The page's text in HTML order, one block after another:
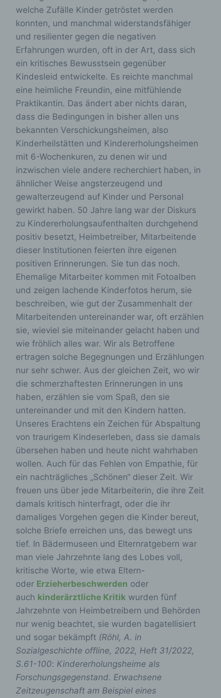
welche Zufälle Kinder getröstet werden
konnten, und manchmal widerstandsfähiger
und resilienter gegen die negativen
Erfahrungen wurden, oft in der Art, dass sich
ein kritisches Bewusstsein gegenüber
Kindesleid entwickelte. Es reichte manchmal
eine heimliche Freundin, eine mitfühlende
Praktikantin. Das ändert aber nichts daran,
dass die Bedingungen in bisher allen uns
bekannten Verschickungsheimen, also
Kinderheilstätten und Kindererholungsheimen
mit 6-Wochenkuren, zu denen wir und
inzwischen viele andere recherchiert haben, in
ähnlicher Weise angsterzeugend und
gewalterzeugend auf Kinder und Personal
gewirkt haben. 50 Jahre lang war der Diskurs
zu Kindererholungsaufenthalten durchgehend
positiv besetzt, Heimbetreiber, Mitarbeitende
dieser Institutionen feierten ihre eigenen
positiven Erinnerungen. Sie tun das noch.
Ehemalige Mitarbeiter kommen mit Fotoalben
und zeigen lachende Kinderfotos herum, sie
beschreiben, wie gut der Zusammenhalt der
Mitarbeitenden untereinander war, oft erzählen
sie, wieviel sie miteinander gelacht haben und
wie fröhlich alles war. Wir als Betroffene
ertragen solche Begegnungen und Erzählungen
nur sehr schwer. Aus der gleichen Zeit, wo wir
die schmerzhaftesten Erinnerungen in uns
haben, erzählen sie vom Spaß, den sie
untereinander und mit den Kindern hatten.
Unseres Erachtens ein Zeichen für Abspaltung
von traurigem Kindeserleben, dass sie damals
übersehen haben und heute nicht wahrhaben
wollen. Auch für das Fehlen von Empathie, für
ein nachträgliches „Schönen“ dieser Zeit. Wir
freuen uns über jede Mitarbeiterin, die ihre Zeit
damals kritisch hinterfragt, oder die ihr
damaliges Vorgehen gegen die Kinder bereut,
solche Briefe erreichen uns, das bewegt uns
tief. In Bädermuseen und Elternratgebern war
man viele Jahrzehnte lang des Lobes voll,
kritische Worte, wie etwa Eltern-
oder Erzieherbeschwerden oder
auch kinderärztliche Kritik wurden fünf
Jahrzehnte von Heimbetreibern und Behörden
nur wenig beachtet, sie wurden bagatellisiert
und sogar bekämpft (Röhl, A. in
Sozialgeschichte offline, 2022, Heft 31/2022,
S.61-100: Kindererholungsheime als
Forschungsgegenstand. Erwachsene
Zeitzeugenschaft am Beispiel eines